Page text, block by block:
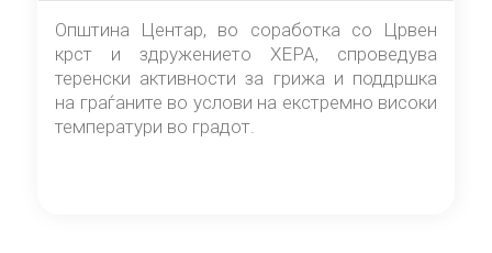
Општина Центар, во соработка со Црвен
крст и здружението ХЕРА, спроведува
теренски активности за грижа и поддршка
на граѓаните во услови на екстремно високи
температури во градот.